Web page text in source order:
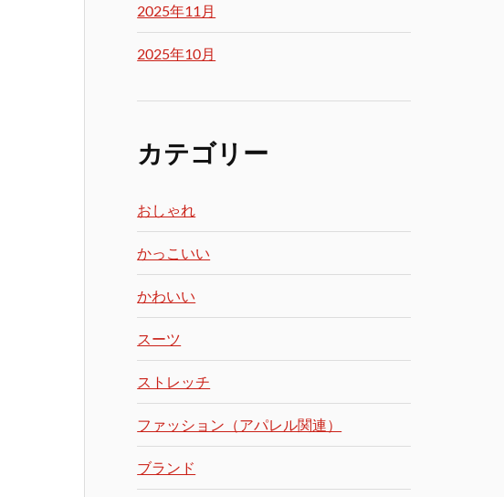
2025年11月
2025年10月
カテゴリー
おしゃれ
かっこいい
かわいい
スーツ
ストレッチ
ファッション（アパレル関連）
ブランド